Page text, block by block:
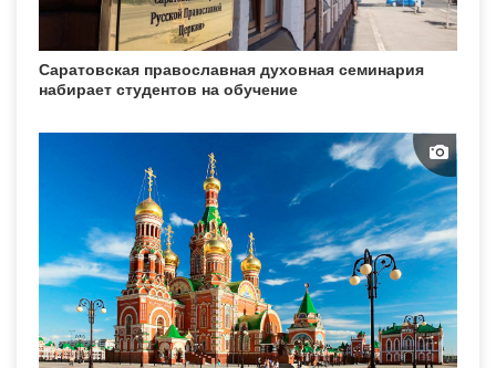
Саратовская православная духовная семинария
набирает студентов на обучение